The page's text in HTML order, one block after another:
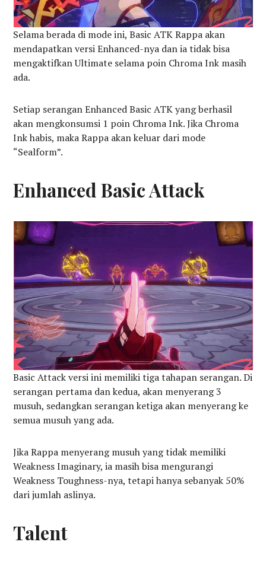
Selama berada di mode ini, Basic ATK Rappa akan
mendapatkan versi Enhanced-nya dan ia tidak bisa
mengaktifkan Ultimate selama poin Chroma Ink masih
ada.
Setiap serangan Enhanced Basic ATK yang berhasil
akan mengkonsumsi 1 poin Chroma Ink. Jika Chroma
Ink habis, maka Rappa akan keluar dari mode
“Sealform”.
Enhanced Basic Attack
Basic Attack versi ini memiliki tiga tahapan serangan. Di
serangan pertama dan kedua, akan menyerang 3
musuh, sedangkan serangan ketiga akan menyerang ke
semua musuh yang ada.
Jika Rappa menyerang musuh yang tidak memiliki
Weakness Imaginary, ia masih bisa mengurangi
Weakness Toughness-nya, tetapi hanya sebanyak 50%
dari jumlah aslinya.
Talent